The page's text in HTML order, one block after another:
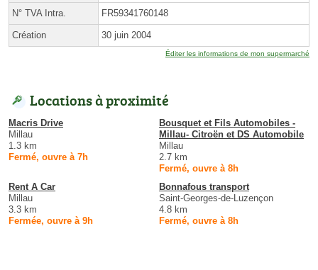
N° TVA Intra. FR59341760148
Création 30 juin 2004
Éditer les informations de mon supermarché
Locations à proximité
Macris Drive
Millau
1.3 km
Fermé, ouvre à 7h
Bousquet et Fils Automobiles -
Millau- Citroën et DS Automobile
Millau
2.7 km
Fermé, ouvre à 8h
Rent A Car
Millau
3.3 km
Fermée, ouvre à 9h
Bonnafous transport
Saint-Georges-de-Luzençon
4.8 km
Fermé, ouvre à 8h